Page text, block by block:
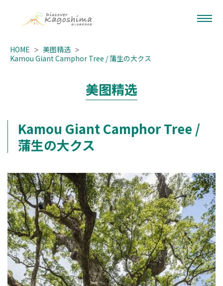
HOME
美图精选
Kamou Giant Camphor Tree / 蒲生の大クス
美图精选
Kamou Giant Camphor Tree /
蒲生の大クス